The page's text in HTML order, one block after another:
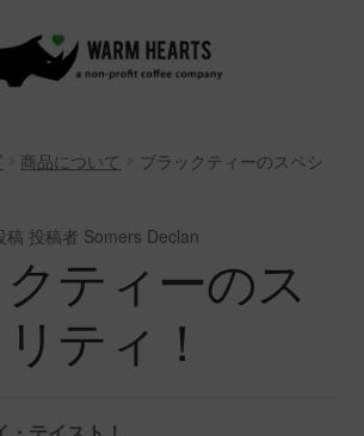
商品について
ブラックティーのスペシ
稿 投稿者 Somers Declan
ティーのス
ティ！